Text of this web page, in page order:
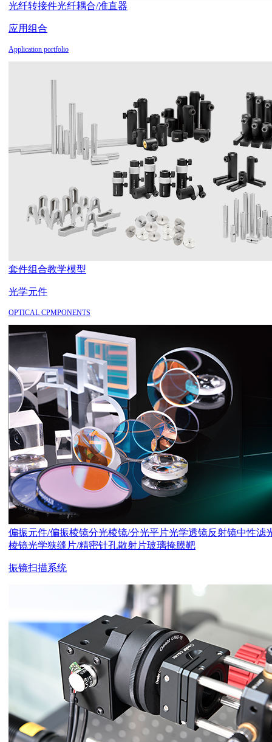
光纤转接件光纤耦合/准直器
应用组合
Application portfolio
套件组合教学模型
光学元件
OPTICAL CPMPONENTS
偏振元件/偏振棱镜分光棱镜/分光平片光学透镜反射镜中性滤
棱镜光学狭缝片/精密针孔散射片玻璃掩膜靶
振镜扫描系统